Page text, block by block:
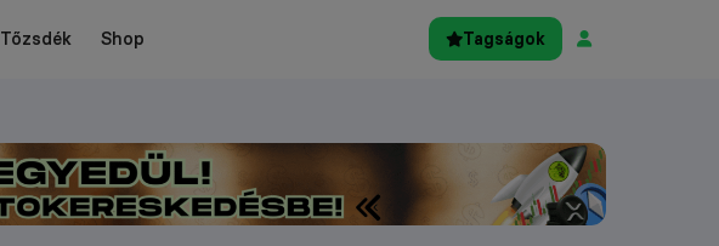
Tőzsdék Shop Tagságok